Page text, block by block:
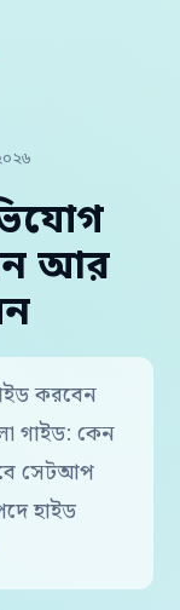
আর
করবেন
গাইড: কেন
সেটআপ
হাইড